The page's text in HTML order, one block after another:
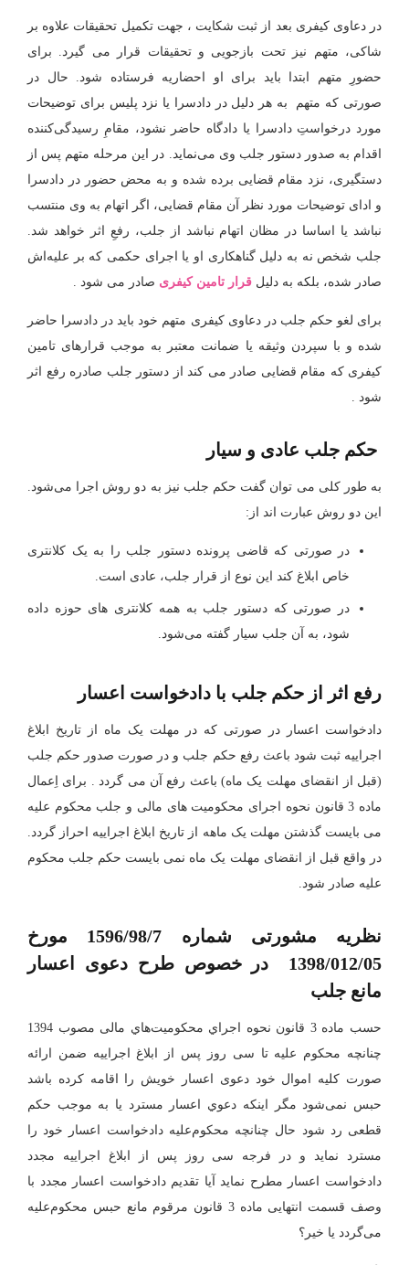
در دعاوی کیفری بعد از ثبت شکایت ، جهت تکمیل تحقیقات علاوه بر
شاکی، متهم نیز تحت بازجویی و تحقیقات قرار می گیرد. برای
حضورِ متهم ابتدا باید برای او احضاریه فرستاده شود. حال در
صورتی که متهم به هر دلیل در دادسرا یا نزد پلیس برای توضیحات
مورد درخواستِ دادسرا یا دادگاه حاضر نشود، مقامِ رسیدگی‌کننده
اقدام به صدور دستور جلب وی می‌نماید. در این مرحله متهم پس از
دستگیری، نزد مقام قضایی برده شده و به محض حضور در دادسرا
و ادای توضیحات مورد نظر آن مقام قضایی، اگر اتهام به وی منتسب
نباشد یا اساسا در مظان اتهام نباشد از جلب، رفعِ اثر خواهد شد.
جلب شخص نه به دلیل گناهکاری او یا اجرای حکمی که بر علیه‌اش
صادر شده، بلکه به دلیل قرار تامین کیفری صادر می شود .
برای لغو حکم جلب در دعاوی کیفری متهم خود باید در دادسرا حاضر
شده و با سپردن وثیقه یا ضمانت معتبر به موجب قرارهای تامین
کیفری که مقام قضایی صادر می کند از دستور جلب صادره رفع اثر
شود .
حکم جلب عادی و سیار
به طور کلی می توان گفت حکم جلب نیز به دو روش اجرا می‌شود.
این دو روش عبارت اند از:
در صورتی که قاضی پرونده دستور جلب را به یک کلانتری
خاص ابلاغ کند این نوع از قرار جلب، عادی است.
در صورتی که دستور جلب به همه کلانتری‌ های حوزه داده
شود، به آن جلب سیار گفته می‌شود.
رفع اثر از حکم جلب با دادخواست اعسار
دادخواست اعسار در صورتی که در مهلت یک ماه از تاریخ ابلاغ
اجراییه ثبت شود باعث رفع حکم جلب و در صورت صدور حکم جلب
(قبل از انقضای مهلت یک ماه) باعث رفع آن می گردد . برای اِعمال
ماده 3 قانون نحوه اجرای محکومیت های مالی و جلب محکوم علیه
می بایست گذشتن مهلت یک ماهه از تاریخ ابلاغ اجراییه احراز گردد.
در واقع قبل از انقضای مهلت یک ماه نمی بایست حکم جلب محکوم
علیه صادر شود.
نظریه مشورتی شماره 1596/98/7 مورخ
1398/012/05 در خصوص طرح دعوی اعسار
مانع جلب
ﺣﺴﺐ ﻣﺎده 3 ﻗﺎﻧﻮن ﻧﺤﻮه اﺟﺮاي ﻣﺤﮑﻮﻣﯿﺖﻫﺎي ﻣﺎﻟﯽ ﻣﺼﻮب 1394
ﭼﻨﺎﻧﭽﻪ ﻣﺤﮑﻮم ﻋﻠﯿﻪ ﺗﺎ ﺳﯽ روز ﭘﺲ از اﺑﻼغ اﺟﺮاﯾﯿﻪ ﺿﻤﻦ اراﺋﻪ
ﺻﻮرت ﮐﻠﯿﻪ اﻣﻮال ﺧﻮد دﻋﻮی اﻋﺴﺎر ﺧﻮﯾﺶ را اﻗﺎﻣﻪ ﮐﺮده ﺑﺎﺷﺪ
ﺣﺒﺲ ﻧﻤﯽﺷﻮد ﻣﮕﺮ اﯾﻨﮑﻪ دﻋﻮي اﻋﺴﺎر ﻣﺴﺘﺮد ﯾﺎ ﺑﻪ ﻣﻮﺟﺐ ﺣﮑﻢ
ﻗﻄﻌﯽ رد ﺷﻮد ﺣﺎل ﭼﻨﺎﻧﭽﻪ ﻣﺤﮑﻮمﻋﻠﯿﻪ دادﺧﻮاﺳﺖ اﻋﺴﺎر ﺧﻮد را
ﻣﺴﺘﺮد ﻧﻤﺎﯾﺪ و در ﻓﺮﺟﻪ ﺳﯽ روز ﭘﺲ از اﺑﻼغ اﺟﺮاﯾﯿﻪ ﻣﺠﺪد
دادﺧﻮاﺳﺖ اﻋﺴﺎر ﻣﻄﺮح ﻧﻤﺎﯾﺪ آﯾﺎ ﺗﻘﺪﯾﻢ دادﺧﻮاﺳﺖ اﻋﺴﺎر ﻣﺠﺪد ﺑﺎ
وﺻﻒ ﻗﺴﻤﺖ اﻧﺘﻬﺎﯾﯽ ﻣﺎده 3 ﻗﺎﻧﻮن ﻣﺮﻗﻮم ﻣﺎﻧﻊ ﺣﺒﺲ ﻣﺤﮑﻮمﻋﻠﯿﻪ
ﻣﯽﮔﺮدد ﯾﺎ ﺧﯿﺮ؟